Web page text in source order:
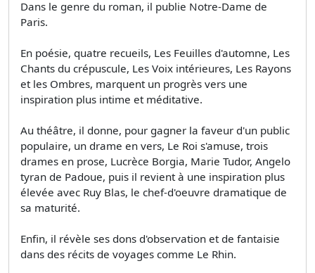
Dans le genre du roman, il publie Notre-Dame de
Paris.
En poésie, quatre recueils, Les Feuilles d'automne, Les
Chants du crépuscule, Les Voix intérieures, Les Rayons
et les Ombres, marquent un progrès vers une
inspiration plus intime et méditative.
Au théâtre, il donne, pour gagner la faveur d'un public
populaire, un drame en vers, Le Roi s'amuse, trois
drames en prose, Lucrèce Borgia, Marie Tudor, Angelo
tyran de Padoue, puis il revient à une inspiration plus
élevée avec Ruy Blas, le chef-d'oeuvre dramatique de
sa maturité.
Enfin, il révèle ses dons d'observation et de fantaisie
dans des récits de voyages comme Le Rhin.